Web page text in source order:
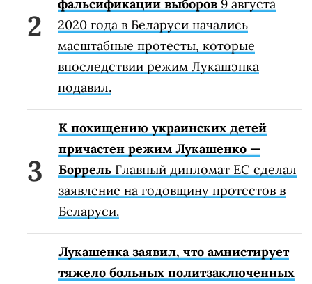
фальсификации выборов 9 августа
2020 года в Беларуси начались
масштабные протесты, которые
впоследствии режим Лукашэнка
подавил.
К похищению украинских детей
причастен режим Лукашенко —
Боррель Главный дипломат ЕС сделал
заявление на годовщину протестов в
Беларуси.
Лукашенка заявил, что амнистирует
тяжело больных политзаключенных